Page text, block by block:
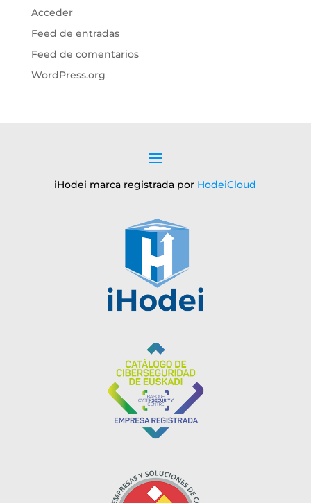
Acceder
Feed de entradas
Feed de comentarios
WordPress.org
iHodei marca registrada por HodeiCloud